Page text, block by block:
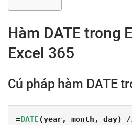
Hàm DATE trong
Excel 365
Cú pháp hàm DATE
=DATE(year, month, day)